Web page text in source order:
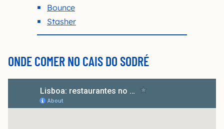
Bounce
Stasher
ONDE COMER NO CAIS DO SODRÉ